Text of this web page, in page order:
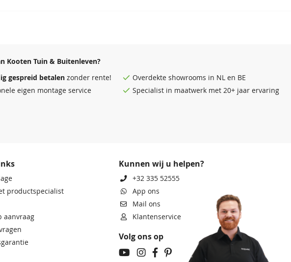
Kooten Tuin & Buitenleven?
gespreid betalen zonder rente! Overdekte showrooms in NL en BE
eigen montage service
Specialist in maatwerk met 20+ jaar ervaring
productspecialist
aanvraag
Kunnen wij u helpen?
+32 335 52555
App ons
Mail ons
Klantenservice
Volg ons op